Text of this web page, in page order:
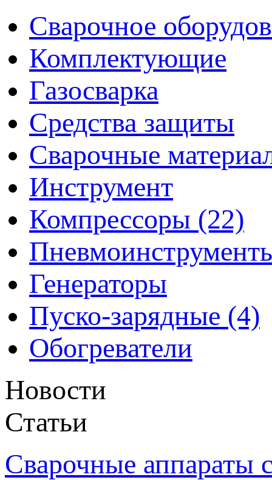
Сварочное
Комплектующие
Газосварка
Средства защиты
Сварочные
Инструмент
Компрессоры (22)
Генераторы
Пуско-зарядные (4)
Обогреватели
Новости
Статьи
Сварочные аппараты